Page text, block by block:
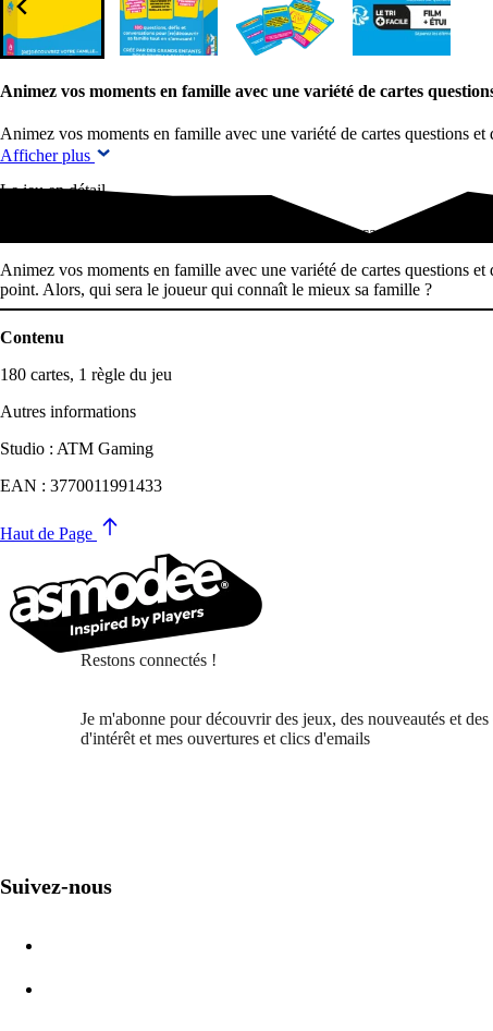
Animez vos moments en famille avec une variété de cartes
Animez vos moments en famille avec une variété de cartes questions
Afficher plus
Le jeu en détail
Animez vos moments en famille avec une variété de cartes questions
Animez vos moments en famille avec une variété de cartes questions
point. Alors, qui sera le joueur qui connaît le mieux sa famille ?
Contenu
180 cartes, 1 règle du jeu
Autres informations
Studio : ATM Gaming
EAN : 3770011991433
Haut de Page
Restons connectés !
Je m'abonne pour découvrir des jeux, des nouveautés et
d'intérêt et mes ouvertures et clics d'emails
Suivez-nous